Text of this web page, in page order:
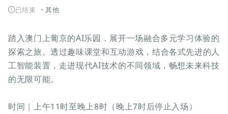
已结束 其他
踏入澳门上葡京的AI乐园，展开一场融合多元学习体验的
探索之旅。透过趣味课堂和互动游戏，结合各式先进的人
工智能装置，走进现代AI技术的不同领域，畅想未来科技
的无限可能。
时间｜上午11时至晚上8时（晚上7时后停止入场）